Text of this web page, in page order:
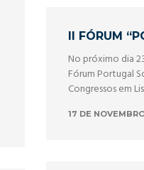
II FÓRUM
No próximo dia
Fórum Portugal
Congressos em
17 DE